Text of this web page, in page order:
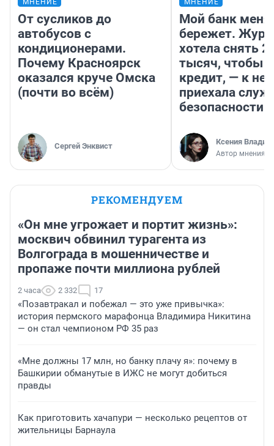
МНЕНИЕ
От сусликов до
автобусов с
кондиционерами.
Почему Красноярск
оказался круче Омска
(почти во всём)
Сергей Энквист
МНЕНИЕ
Мой банк меня
бережет.
хотела снять
тысяч, чтобы
кредит, — к
приехала
безопасности
Ксения
Автор мнения
РЕКОМЕНДУЕМ
«Он мне угрожает и портит жизнь»:
москвич обвинил турагента из
Волгограда в мошенничестве и
пропаже почти миллиона рублей
2 часа 2 332 17
«Позавтракал и побежал — это уже привычка»:
история пермского марафонца Владимира Никитина
— он стал чемпионом РФ 35 раз
«Мне должны 17 млн, но банку плачу я»: почему в
Башкирии обманутые в ИЖС не могут добиться
правды
Как приготовить хачапури — несколько рецептов от
жительницы Барнаула